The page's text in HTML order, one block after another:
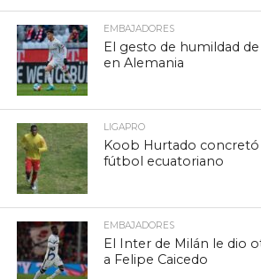
EMBAJADORES
El gesto de humildad
en Alemania
LIGAPRO
Koob Hurtado concretó
fútbol ecuatoriano
EMBAJADORES
El Inter de Milán le dio
a Felipe Caicedo